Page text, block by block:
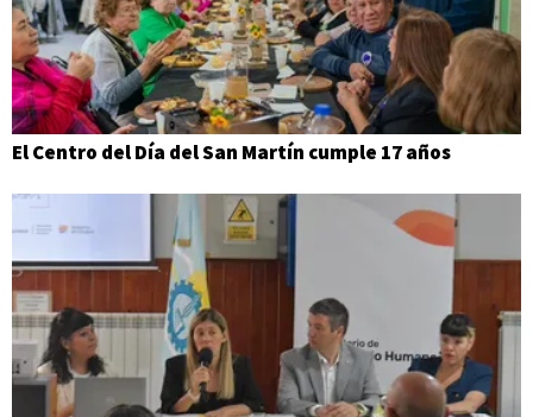
El Centro del Día del San Martín cumple 17 años